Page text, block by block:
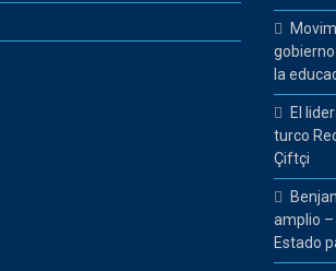
la
El
turco
Çiftçi
amplio –
Estado